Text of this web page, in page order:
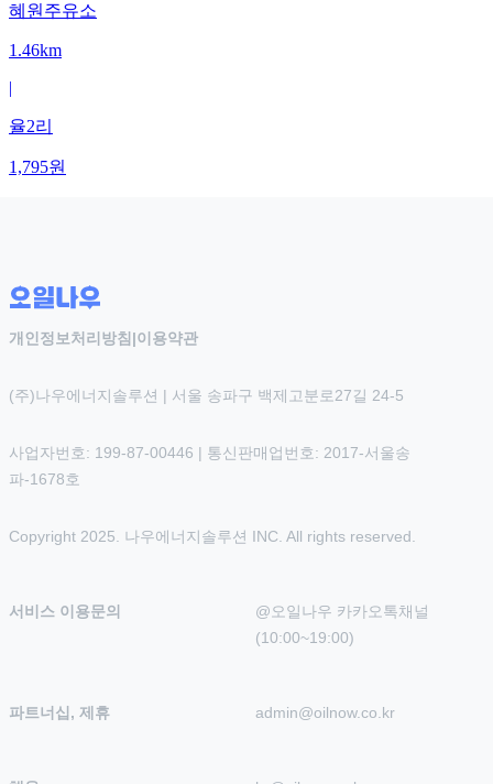
혜원주유소
1.46km
|
율2리
1,795원
개인정보처리방침 |이용약관
(주)나우에너지솔루션 | 서울 송파구 백제고분로27길 24-5
사업자번호: 199-87-00446 | 통신판매업번호: 2017-서울송
파-1678호
Copyright 2025. 나우에너지솔루션 INC. All rights reserved.
서비스 이용문의
@오일나우 카카오톡채널
(10:00~19:00)
파트너십, 제휴 admin@oilnow.co.kr